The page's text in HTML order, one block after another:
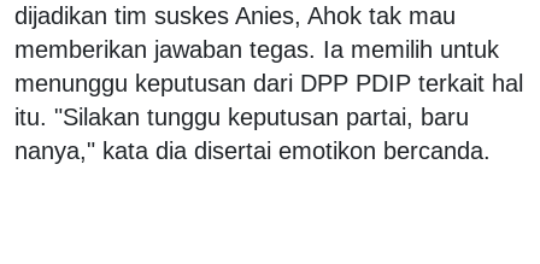
dijadikan tim suskes Anies, Ahok tak mau
memberikan jawaban tegas. Ia memilih untuk
menunggu keputusan dari DPP PDIP terkait hal
itu. "Silakan tunggu keputusan partai, baru
nanya," kata dia disertai emotikon bercanda.